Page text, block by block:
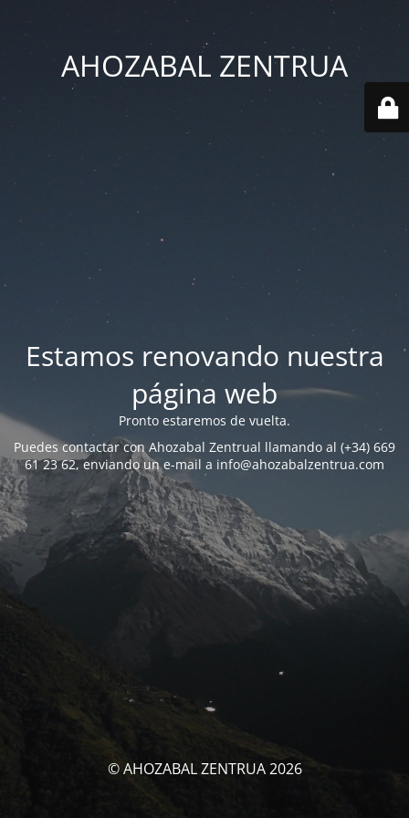
AHOZABAL ZENTRUA
Estamos renovando nuestra
página web
Pronto estaremos de vuelta.
Puedes contactar con Ahozabal Zentrual llamando al (+34) 669
61 23 62, enviando un e-mail a info@ahozabalzentrua.com
© AHOZABAL ZENTRUA 2026